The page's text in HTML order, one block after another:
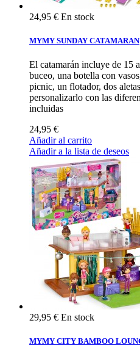
24,95 € En stock
MYMY SUNDAY CATAMARAN
El catamarán incluye de 15
buceo, una botella con
picnic, un flotador, dos
personalizarlo con las
incluidas
24,95 €
Añadir al carrito
Añadir a la lista de deseos
29,95 € En stock
MYMY CITY BAMBOO